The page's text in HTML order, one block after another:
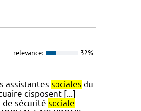
relevance: 32%
assistantes sociales du
disposent [...]
de sécurité sociale